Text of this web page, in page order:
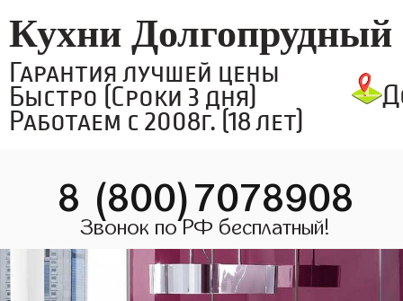
Кухни Долгопрудный
Гарантия лучшей цены
Быстро (Сроки 3 дня)
Работаем с 2008г. (18 лет)
8 (800)7078908
Звонок по РФ бесплатный!